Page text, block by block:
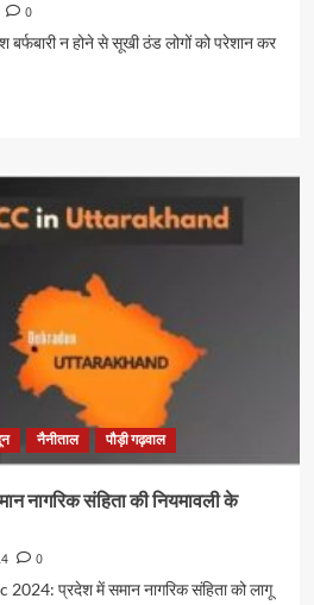
0
न होने से सूखी ठंड लोगों को परेशान कर
नैनीताल पौड़ी गढ़वाल
नागरिक संहिता की नियमावली के
0
प्रदेश में समान नागरिक संहिता को लागू